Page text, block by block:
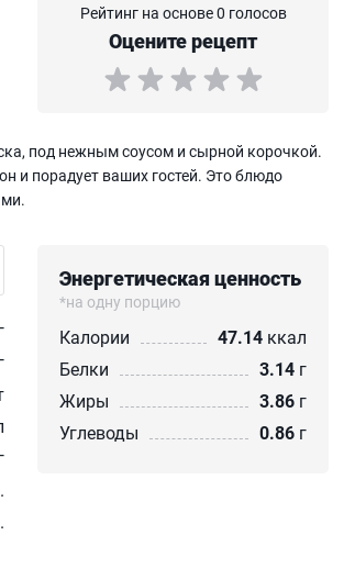
Рейтинг на основе 0 голосов
Оцените рецепт
под нежным соусом и сырной корочкой.
и порадует ваших гостей. Это блюдо
Энергетическая ценность
*на одну порцию
Калории 47.14 ккал
Белки
3.14 г
Жиры
3.86 г
Углеводы
0.86 г